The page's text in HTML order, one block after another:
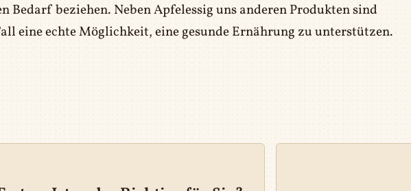
Bedarf beziehen. Neben Apfelessig uns anderen Produkten sind
eine echte Möglichkeit, eine gesunde Ernährung zu unterstützen.